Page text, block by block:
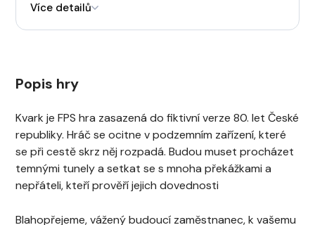
Více detailů
Popis hry
Kvark je FPS hra zasazená do fiktivní verze 80. let České
republiky. Hráč se ocitne v podzemním zařízení, které
se při cestě skrz něj rozpadá. Budou muset procházet
temnými tunely a setkat se s mnoha překážkami a
nepřáteli, kteří prověří jejich dovednosti
Blahopřejeme, vážený budoucí zaměstnanec, k vašemu